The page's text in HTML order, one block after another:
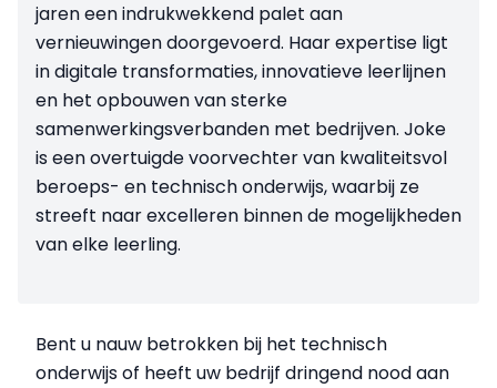
jaren een indrukwekkend palet aan
vernieuwingen doorgevoerd. Haar expertise ligt
in digitale transformaties, innovatieve leerlijnen
en het opbouwen van sterke
samenwerkingsverbanden met bedrijven. Joke
is een overtuigde voorvechter van kwaliteitsvol
beroeps- en technisch onderwijs, waarbij ze
streeft naar excelleren binnen de mogelijkheden
van elke leerling.
Bent u nauw betrokken bij het technisch
onderwijs of heeft uw bedrijf dringend nood aan